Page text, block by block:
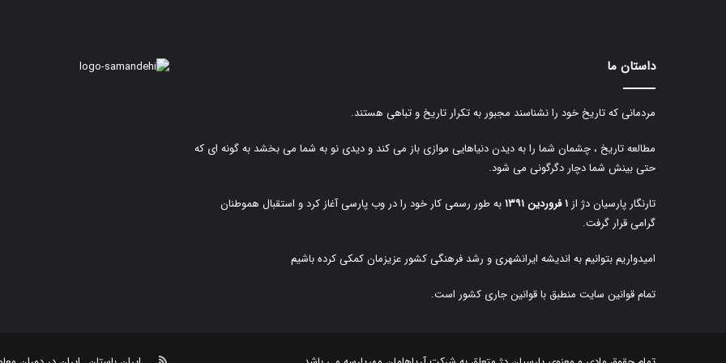
داستان ما
مردمانی که تاریخ خود را نشناسند مجبور به تکرار تاریخ و تباهی هستند.
مطالعه تاریخ ، چشمان شما را به دیدن دنیاهایی موازی باز می کند و دیدی نو به شما می بخشد به گونه ای که
حتی بینش شما دچار دگرگونی می شود.
تارنگار پارسیان دژ از ۱ فروردین ۱۳۹۱
به طور رسمی کار خود را در وب پارسی آغاز کرد و استقبال هموطنان
گرامی قرار گرفت.
امیدواریم بتوانیم به اندیشه ایرانشهری و رشد فرهنگی کشور عزیزمان کمکی کرده باشیم
تمام قوانین سایت منطبق با قوانین جاری کشور است.
خوراک